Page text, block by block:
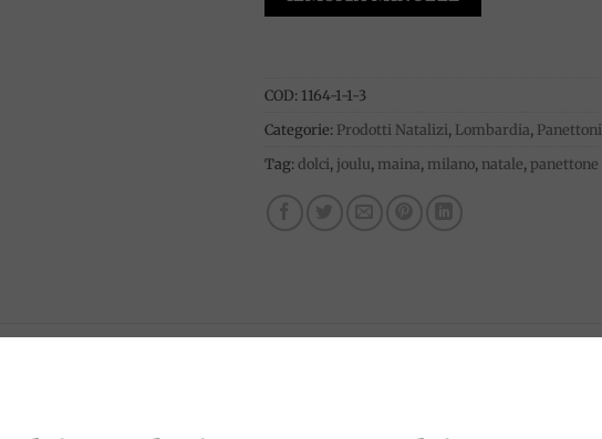
COD: 1164-1-1-3
Categorie: Prodotti Natalizi, Lombardia, Panettoni
Tag: dolci, joulu, maina, milano, natale, panettone